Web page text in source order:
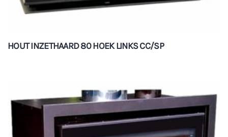
HOUT INZETHAARD 80 HOEK LINKS CC/SP